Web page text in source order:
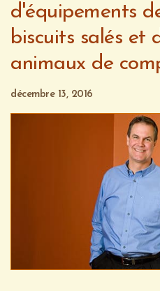
d'équipements
biscuits salés et
animaux de
décembre 13, 2016